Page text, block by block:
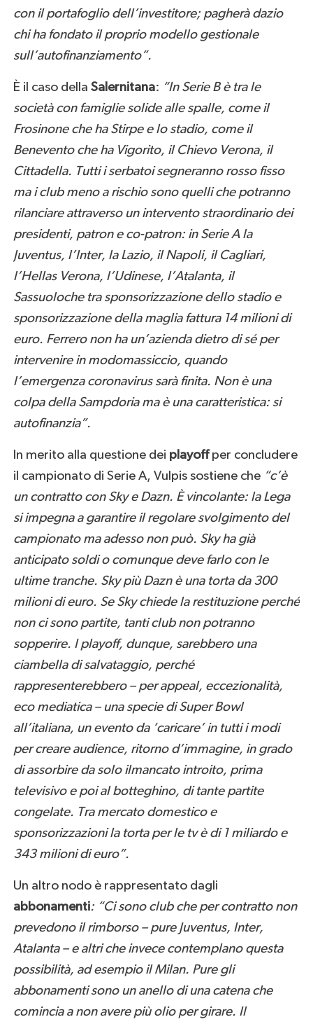
con il portafoglio dell’investitore; pagherà dazio
chi ha fondato il proprio modello gestionale
sull’autofinanziamento”.
È il caso della Salernitana: “In Serie B è tra le
società con famiglie solide alle spalle, come il
Frosinone che ha Stirpe e lo stadio, come il
Benevento che ha Vigorito, il Chievo Verona, il
Cittadella. Tutti i serbatoi segneranno rosso fisso
ma i club meno a rischio sono quelli che potranno
rilanciare attraverso un intervento straordinario dei
presidenti, patron e co-patron: in Serie A la
Juventus, l’Inter, la Lazio, il Napoli, il Cagliari,
l’Hellas Verona, l’Udinese, l’Atalanta, il
Sassuoloche tra sponsorizzazione dello stadio e
sponsorizzazione della maglia fattura 14 milioni di
euro. Ferrero non ha un’azienda dietro di sé per
intervenire in modomassiccio, quando
l’emergenza coronavirus sarà finita. Non è una
colpa della Sampdoria ma è una caratteristica: si
autofinanzia”.
In merito alla questione dei playoffper concludere
il campionato di Serie A, Vulpis sostiene che “c’è
un contratto con Sky e Dazn. È vincolante: la Lega
si impegna a garantire il regolare svolgimento del
campionato ma adesso non può. Sky ha già
anticipato soldi o comunque deve farlo con le
ultime tranche. Sky più Dazn è una torta da 300
milioni di euro. Se Sky chiede la restituzione perché
non ci sono partite, tanti club non potranno
sopperire. I playoff, dunque, sarebbero una
ciambella di salvataggio, perché
rappresenterebbero – per appeal, eccezionalità,
eco mediatica – una specie di Super Bowl
all’italiana, un evento da ‘caricare’ in tutti i modi
per creare audience, ritorno d’immagine, in grado
di assorbire da solo ilmancato introito, prima
televisivo e poi al botteghino, di tante partite
congelate. Tra mercato domestico e
sponsorizzazioni la torta per le tv è di 1 miliardo e
343 milioni di euro”.
Un altro nodo è rappresentato dagli
abbonamenti: “Ci sono club che per contratto non
prevedono il rimborso – pure Juventus, Inter,
Atalanta – e altri che invece contemplano questa
possibilità, ad esempio il Milan. Pure gli
abbonamenti sono un anello di una catena che
comincia a non avere più olio per girare. Il